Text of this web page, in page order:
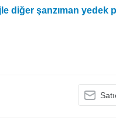
diğer şanzıman yedek